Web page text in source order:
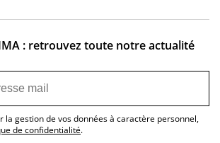
: retrouvez toute notre actualité
la gestion de vos données à caractère personnel,
de confidentialité.